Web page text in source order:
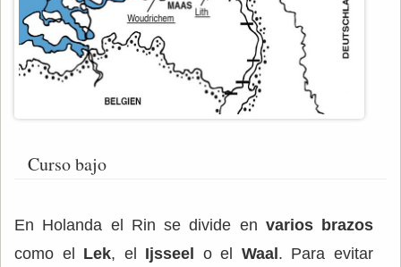
Curso bajo
En Holanda el Rin se divide en varios brazos
como el Lek, el Ijsseel o el Waal. Para evitar